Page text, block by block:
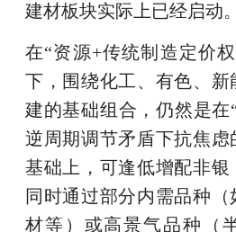
建材板块实际上已经启动。
在“资源+传统制造定价
下，围绕化工、有色、
建的基础组合，仍然是在
逆周期调节矛盾下抗焦
基础上，可逢低增配非银
同时通过部分内需品种
材等）或高景气品种（